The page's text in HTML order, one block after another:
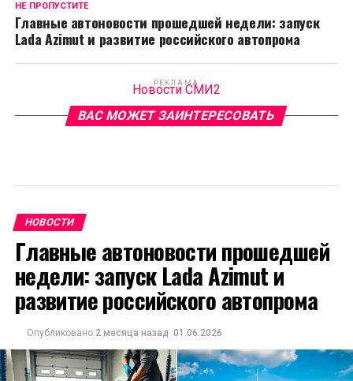
НЕ ПРОПУСТИТЕ
Главные автоновости прошедшей недели: запуск
Lada Azimut и развитие российского автопрома
РЕКЛАМА
Новости СМИ2
ВАС МОЖЕТ ЗАИНТЕРЕСОВАТЬ
НОВОСТИ
Главные автоновости прошедшей
недели: запуск Lada Azimut и
развитие российского автопрома
Опубликовано 2 месяца назад 01.06.2026